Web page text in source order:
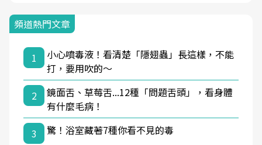
頻道熱門文章
1
小心噴毒液！看清楚「隱翅蟲」長這樣，不能
打，要用吹的～
2
鏡面舌、草莓舌...12種「問題舌頭」，看身體
有什麼毛病！
3
驚！浴室藏著7種你看不見的毒